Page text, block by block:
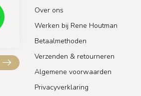
Over ons
Werken bij Rene Houtman
Betaalmethoden
Verzenden & retourneren
Algemene voorwaarden
Privacyverklaring